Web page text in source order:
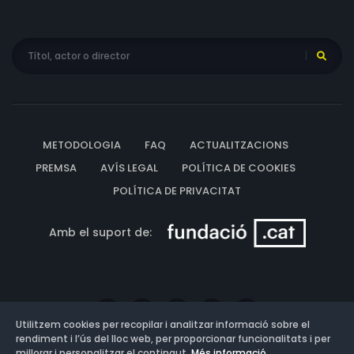
METODOLOGIA FAQ
ACTUALITZACIONS
PREMSA
AVÍS LEGAL
POLÍTICA DE COOKIES
POLÍTICA DE PRIVACITAT
Amb el suport de:
Utilitzem cookies per recopilar i analitzar informació sobre el
rendiment i l’ús del lloc web, per proporcionar funcionalitats i per